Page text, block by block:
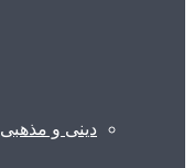
دینی و مذهبی